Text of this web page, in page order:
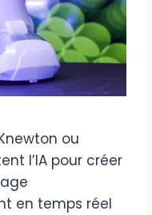
ou
l’IA pour créer
en temps réel